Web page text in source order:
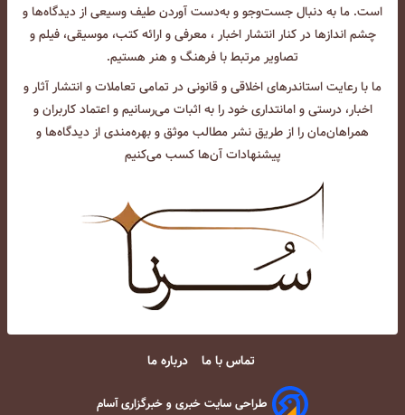
است. ما به دنبال جست‌و‌جو و به‌دست آوردن طیف وسیعی از دیدگاه‌ها و
چشم انداز‌ها در کنار انتشار اخبار ، معرفی و ارائه کتب، موسیقی، فیلم و
تصاویر مرتبط با فرهنگ و هنر هستیم.
ما با رعایت استاندرهای اخلاقی و قانونی در تمامی تعاملات و انتشار آثار و
اخبار، درستی و امانتداری خود را به اثبات می‌رسانیم و اعتماد کاربران و
همراهان‌مان را از طریق نشر مطالب موثق و بهره‌مندی از دیدگاه‌ها و
پیشنهادات آن‌ها کسب می‌کنیم
تماس با ما درباره ما
طراحی سایت خبری و خبرگزاری آسام